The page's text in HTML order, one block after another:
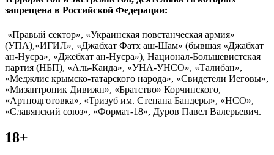
запрещена в Российской Федерации:
«Правый сектор», «Украинская повстанческая армия»
(УПА),«ИГИЛ», «Джабхат Фатх аш-Шам» (бывшая «Джабхат
ан-Нусра», «Джебхат ан-Нусра»), Национал-Большевистская
партия (НБП), «Аль-Каида», «УНА-УНСО», «Талибан»,
«Меджлис крымско-татарского народа», «Свидетели Иеговы»,
«Мизантропик Дивижн», «Братство» Корчинского,
«Артподготовка», «Тризуб им. Степана Бандеры», «НСО»,
«Славянский союз», «Формат-18», Дуров Павел Валерьевич.
18+